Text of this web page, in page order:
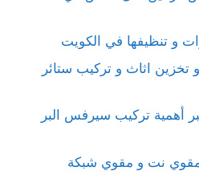
و تنظيفها في الكويت
اثاث و تركيب ستائر
أهمية تركيب سيرفس البر
نت و مقوي شبكة